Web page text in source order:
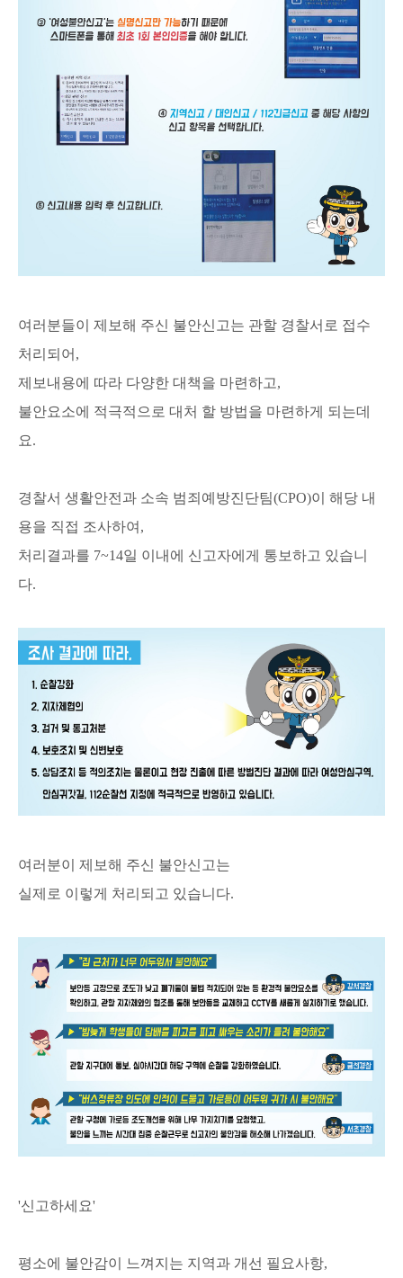
여러분들이 제보해 주신 불안신고는 관할 경찰서로 접수
처리되어,
제보내용에 따라 다양한 대책을 마련하고,
불안요소에 적극적으로 대처 할 방법을 마련하게 되는데
요.
경찰서 생활안전과 소속 범죄예방진단팀(CPO)이 해당 내
용을 직접 조사하여,
처리결과를 7~14일 이내에 신고자에게 통보하고 있습니
다.
여러분이 제보해 주신 불안신고는
실제로 이렇게 처리되고 있습니다.
'신고하세요'
평소에 불안감이 느껴지는 지역과 개선 필요사항,